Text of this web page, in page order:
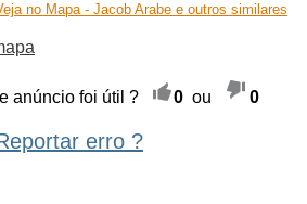
no Mapa - Jacob Arabe e outros similares
anúncio foi útil ? 0 ou 0
erro ?